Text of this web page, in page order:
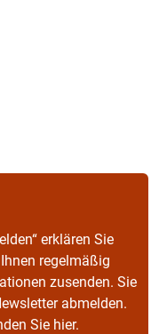
erklären Sie
regelmäßig
zusenden. Sie
abmelden.
Sie hier.